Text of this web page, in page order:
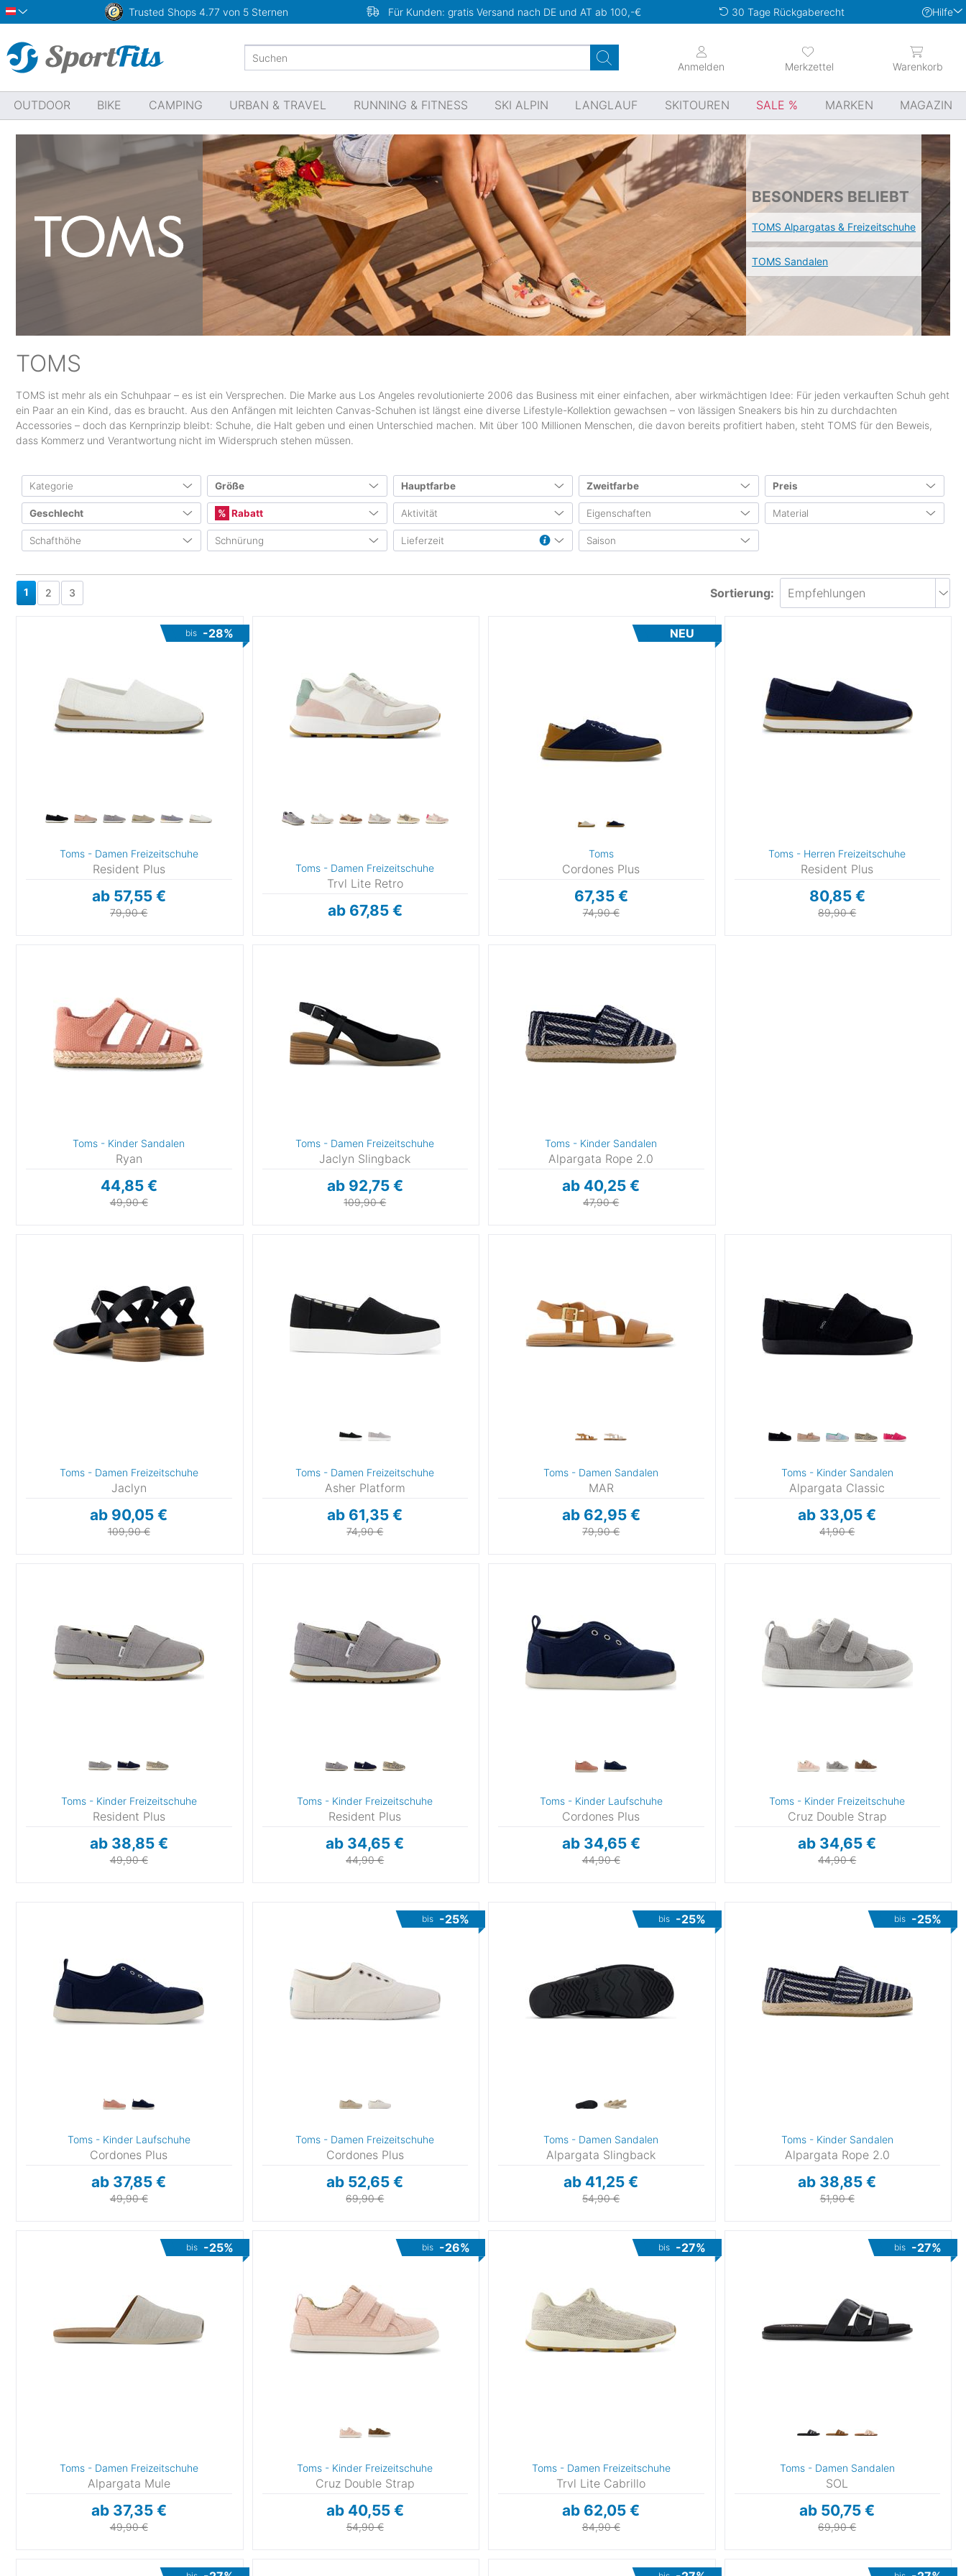
Österreich Trusted Shops 4.77 von 5 Sternen Für Kunden: gratis Versand nach DE und AT ab 100,-€ 30 Tage Rückgaberecht Hilfe
Merkzettel
Anmelden Warenkorb
OUTDOOR BIKE CAMPING URBAN & TRAVEL RUNNING & FITNESS SKI ALPIN LANGLAUF SKITOUREN SALE MARKEN MAGAZIN
BESONDERS BELIEBT
TOMS Alpargatas & Freizeitschuhe
TOMS Sandalen
TOMS
TOMS ist mehr als ein Schuhpaar – es ist ein Versprechen. Die Marke aus Los Angeles revolutionierte 2006 das Business mit einer einfachen, aber wirkmächtigen Idee: Für jeden verkauften Schuh geht
ein Paar an ein Kind, das es braucht. Aus den Anfängen mit leichten Canvas-Schuhen ist längst eine diverse Lifestyle-Kollektion gewachsen – von lässigen Sneakers bis hin zu durchdachten
Accessories – doch das Kernprinzip bleibt: Schuhe, die Halt geben und einen Unterschied machen. Mit über 100 Millionen Menschen, die davon bereits profitiert haben, steht TOMS für den Beweis,
dass Kommerz und Verantwortung nicht im Widerspruch stehen müssen.
Aktivität
Freizeit
(44)
Eigenschaften
atmungsaktiv
(12)
(3)
Geschlecht
Herren
(15)
Kinder
Material
Wolle
(17)
DWR Imprägnierung
Schafthöhe
Low Cut
(2)
Mid Cut
Schnürung
Schnürsenkel
(2)
Kategorie
Outdoor
(83)
Schuhe
(83)
Damen
Herren
(2)
Fitness & Laufschuhe
(2)
Rabatt
Mindestens 10%
(81)
Größe
EU Schuhgrößen
19,5 23,5
24,5 26 27 28,5
32,5
38 38,5
41
45
Preis
Lieferzeit
bis ca. 3 Werktage
(52)
Saison
Herbst & Winter
(39)
(32)
Hauptfarbe
51 30 24 24
Zweitfarbe
1 2 3 Sortierung:
bis -28%
Toms - Damen Freizeitschuhe
Resident Plus
ab 57,55 €
79,90 €
Toms - Damen Freizeitschuhe
Trvl Lite Retro
ab 67,85 €
NEU
Toms
Cordones Plus
67,35 €
74,90 €
Toms - Herren Freizeitschuhe
Resident Plus
80,85 €
89,90 €
Toms - Kinder Sandalen
Ryan
44,85 €
49,90 €
Toms - Damen Freizeitschuhe
Jaclyn Slingback
ab 92,75 €
109,90 €
Toms - Kinder Sandalen
Alpargata Rope 2.0
ab 40,25 €
47,90 €
Toms - Damen Freizeitschuhe
Jaclyn
ab 90,05 €
109,90 €
Toms - Damen Freizeitschuhe
Asher Platform
ab 61,35 €
74,90 €
Toms - Damen Sandalen
MAR
ab 62,95 €
79,90 €
Toms - Kinder Sandalen
Alpargata Classic
ab 33,05 €
41,90 €
Toms - Kinder Freizeitschuhe
Resident Plus
ab 38,85 €
49,90 €
Toms - Kinder Freizeitschuhe
Resident Plus
ab 34,65 €
44,90 €
Toms - Kinder Laufschuhe
Cordones Plus
ab 34,65 €
44,90 €
Toms - Kinder Freizeitschuhe
Cruz Double Strap
ab 34,65 €
44,90 €
Toms - Kinder Laufschuhe
Cordones Plus
ab 37,85 €
49,90 €
bis -25%
Toms - Damen Freizeitschuhe
Cordones Plus
ab 52,65 €
69,90 €
bis -25%
Toms - Damen Sandalen
Alpargata Slingback
ab 41,25 €
54,90 €
bis -25%
Toms - Kinder Sandalen
Alpargata Rope 2.0
ab 38,85 €
51,90 €
bis -25%
Toms - Damen Freizeitschuhe
Alpargata Mule
ab 37,35 €
49,90 €
bis -26%
Toms - Kinder Freizeitschuhe
Cruz Double Strap
ab 40,55 €
54,90 €
bis -27%
Toms - Damen Freizeitschuhe
Trvl Lite Cabrillo
ab 62,05 €
84,90 €
bis -27%
Toms - Damen Sandalen
SOL
ab 50,75 €
69,90 €